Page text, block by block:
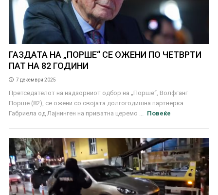
ГАЗДАТА НА „ПОРШЕ“ СЕ ОЖЕНИ ПО ЧЕТВРТИ
ПАТ НА 82 ГОДИНИ
7 декември 2025
Претседателот на надзорниот одбор на „Порше“, Волфганг
Порше (82), се ожени со својата долгогодишна партнерка
Габриела од Лајнинген на приватна церемо ...
Повеќе